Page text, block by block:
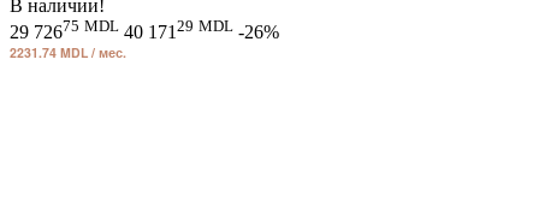
В наличии!
29 72675 MDL 40 171 29 MDL -26%
2231.74 MDL / мес.